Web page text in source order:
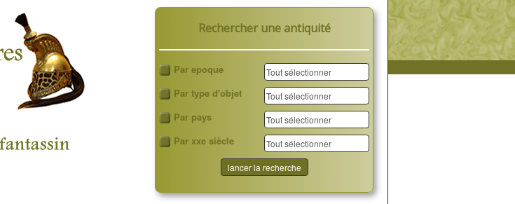
Rechercher une antiquité
Par epoque
Par type d'objet
Par pays
Par xxe siècle